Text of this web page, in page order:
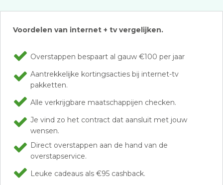
Voordelen van internet + tv vergelijken.
Overstappen bespaart al gauw €100 per jaar
Aantrekkelijke kortingsacties bij internet-tv
pakketten.
Alle verkrijgbare maatschappijen checken.
Je vind zo het contract dat aansluit met jouw
wensen.
Direct overstappen aan de hand van de
overstapservice.
Leuke cadeaus als €95 cashback.